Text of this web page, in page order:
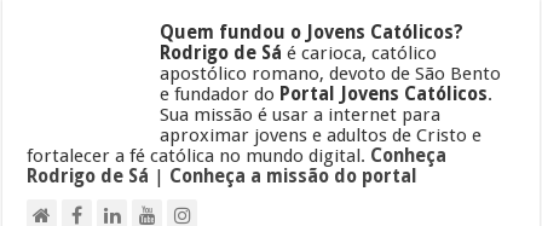
Quem fundou o Jovens Católicos?
Rodrigo de Sá é carioca, católico
apostólico romano, devoto de São Bento
e fundador do Portal Jovens Católicos.
Sua missão é usar a internet para
aproximar jovens e adultos de Cristo e
fortalecer a fé católica no mundo digital. Conheça
Rodrigo de Sá | Conheça a missão do portal